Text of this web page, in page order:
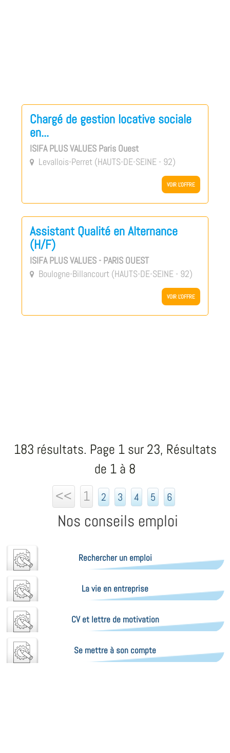
Chargé de gestion locative sociale
en...
ISIFA PLUS VALUES Paris Ouest
 Levallois-Perret (HAUTS-DE-SEINE - 92)
VOIR L'OFFRE
Assistant Qualité en Alternance
(H/F)
ISIFA PLUS VALUES - PARIS OUEST
 Boulogne-Billancourt (HAUTS-DE-SEINE - 92)
VOIR L'OFFRE
183 résultats. Page 1 sur 23, Résultats
de 1 à 8
<<
1 2 3 4 5 6
Nos conseils emploi
Rechercher un emploi
La vie en entreprise
CV et lettre de motivation
Se mettre à son compte